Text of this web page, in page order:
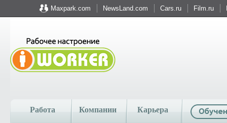
Maxpark.com NewsLand.com Cars.ru Film.ru
Работа Компании Карьера